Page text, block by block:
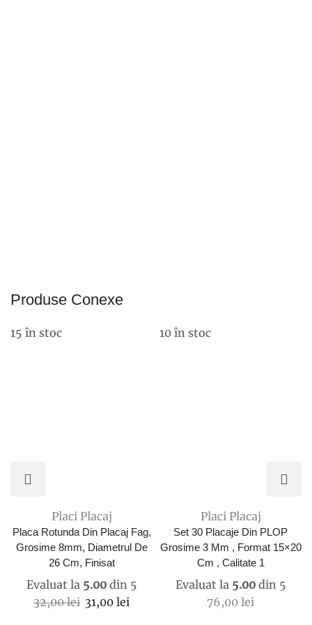
Produse Conexe
15 în stoc
Placi Placaj
Placa Rotunda Din Placaj Fag,
Grosime 8mm, Diametrul De
26 Cm, Finisat
Evaluat la 5.00din 5
32,00lei Prețul
31,00 lei
10 în stoc
Placi Placaj
Set 30 Placaje Din PLOP
Grosime 3 Mm , Format 15×20
Cm , Calitate 1
Evaluat la 5.00din 5
76,00 lei